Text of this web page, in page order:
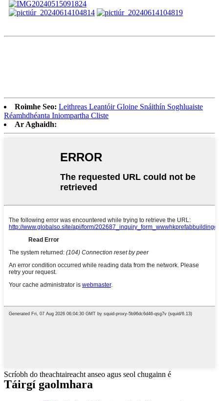
Roimhe Seo: Leithreas Leantóir Gloine Snáithín Soghluaiste
Réamhdhéanta Iniompartha Cliste
Ar Aghaidh:
Scríobh do theachtaireacht anseo agus seol chugainn é
Táirgí gaolmhara